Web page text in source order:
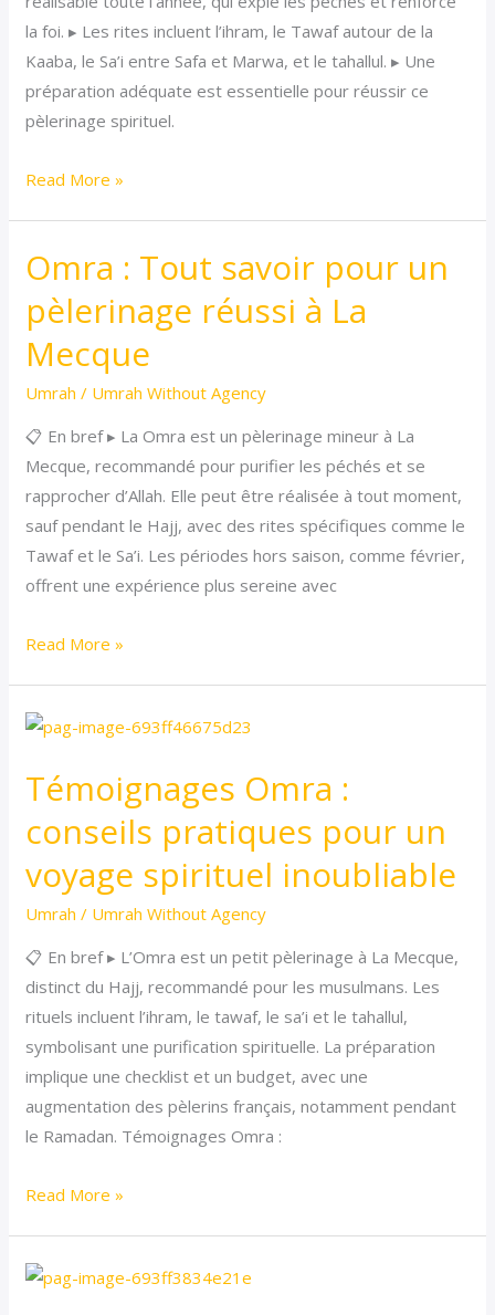
la foi. ▸ Les rites incluent l’ihram, le Tawaf autour de la
Kaaba, le Sa’i entre Safa et Marwa, et le tahallul. ▸ Une
préparation adéquate est essentielle pour réussir ce
pèlerinage spirituel.
pour
un
pèlerinage
spirituel
Read More »
Omra : Tout savoir pour un
pèlerinage réussi à La
Mecque
Umrah / Umrah Without Agency
📋 En bref ▸ La Omra est un pèlerinage mineur à La
Mecque, recommandé pour purifier les péchés et se
rapprocher d’Allah. Elle peut être réalisée à tout moment,
sauf pendant le Hajj, avec des rites spécifiques comme le
Tawaf et le Sa’i. Les périodes hors saison, comme février,
offrent une expérience plus sereine avec
Omra
Tout
savoir
pèlerinage
réussi
à
La
Mecque
Read More »
Témoignages Omra :
conseils pratiques pour un
voyage spirituel inoubliable
Umrah / Umrah Without Agency
📋 En bref ▸ L’Omra est un petit pèlerinage à La Mecque,
distinct du Hajj, recommandé pour les musulmans. Les
rituels incluent l’ihram, le tawaf, le sa’i et le tahallul,
symbolisant une purification spirituelle. La préparation
implique une checklist et un budget, avec une
augmentation des pèlerins français, notamment pendant
le Ramadan. Témoignages Omra :
Témoignages
:
pratiques
pour
spirituel
inoubliable
Read More »
Conseils